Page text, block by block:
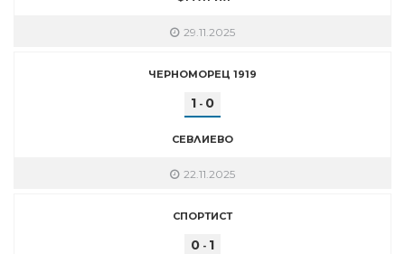
29.11.2025
ЧЕРНОМОРЕЦ 1919
1 - 0
СЕВЛИЕВО
22.11.2025
СПОРТИСТ
0 - 1